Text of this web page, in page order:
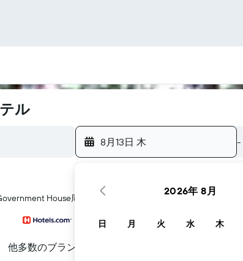
ル
8月13日 木 -
House​周辺にあるホテル探しをお手伝いします
他多数のブランド
2026年 8月
日 月 火 水 木